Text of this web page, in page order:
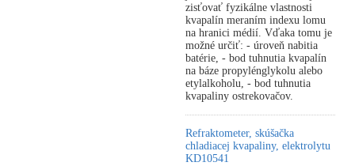
zisťovať fyzikálne vlastnosti
kvapalín meraním indexu lomu
na hranici médií. Vďaka tomu je
možné určiť: - úroveň nabitia
batérie, - bod tuhnutia kvapalín
na báze propylénglykolu alebo
etylalkoholu, - bod tuhnutia
kvapaliny ostrekovačov.
Refraktometer, skúšačka
chladiacej kvapaliny, elektrolytu
KD10541